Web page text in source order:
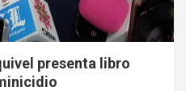
presenta libro